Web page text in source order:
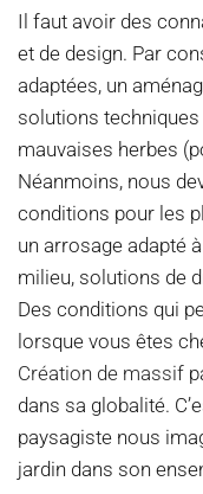
Il faut avoir des
et de design. Par
adaptées, un
solutions
mauvaises herbes
Néanmoins, nous
conditions pour les
un arrosage adapté
milieu, solutions de
Des conditions qui
lorsque vous êtes
Création de massif
dans sa globalité.
paysagiste nous
jardin dans son